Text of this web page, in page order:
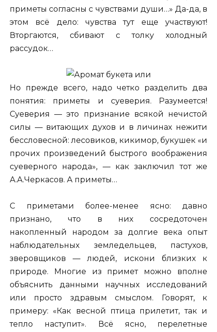
приметы согласны с чувствами души…» Да-да, в
этом всё дело: чувства тут еще участвуют!
Вторгаются, сбивают с толку холодный
рассудок…
Но прежде всего, надо четко разделить два
понятия: приметы и суеверия. Разумеется!
Суеверия — это признание всякой нечистой
силы — витающих духов и в личинах нежити
бессловесной: лесовиков, кикимор, букушек «и
прочих произведений быстрого воображения
суеверного народа», — как заключил тот же
А.А.Черкасов. А приметы…
С приметами более-менее ясно: давно
признано, что в них сосредоточен
накопленный народом за долгие века опыт
наблюдательных земледельцев, пастухов,
зверовщиков — людей, искони близких к
природе. Многие из примет можно вполне
объяснить данными научных исследований
или просто здравым смыслом. Говорят, к
примеру: «Как весной птица прилетит, так и
тепло наступит». Всё ясно, перелетные